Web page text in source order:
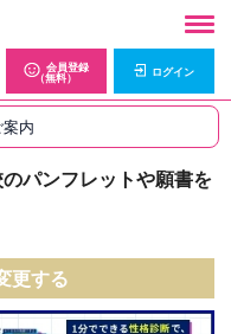
会員登録
（無料）
ログイン
案内
パンフレットや願書を
更する